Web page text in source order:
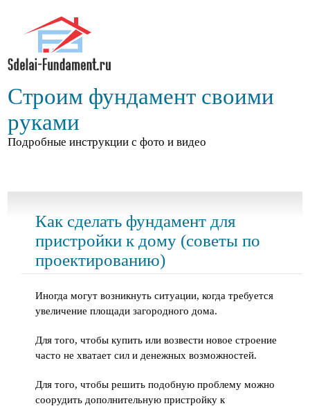
Строим фундамент своими
руками
Подробные инструкции с фото и видео
Как сделать фундамент для
пристройки к дому (советы по
проектированию)
Иногда могут возникнуть ситуации, когда требуется
увеличение площади загородного дома.
Для того, чтобы купить или возвести новое строение
часто не хватает сил и денежных возможностей.
Для того, чтобы решить подобную проблему можно
соорудить дополнительную пристройку к